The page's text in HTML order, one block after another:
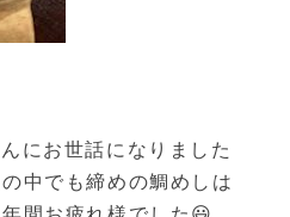
にお世話になりました
中でも締めの鯛めしは